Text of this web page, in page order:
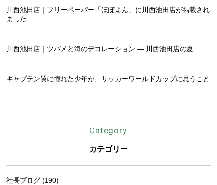
川西池田店｜フリーペーパー「ほぼよん」に川西池田店が掲載され
ました
川西池田店｜ツバメと海のデコレーション ― 川西池田店の夏
キャプテン翼に憧れた少年が、サッカーワールドカップに思うこと
Category
カテゴリー
社長ブログ (190)